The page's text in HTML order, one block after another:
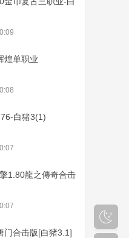
煌单职业
白猪3(1)
1.80龍之傳奇合击
门合击版[白猪3.1]